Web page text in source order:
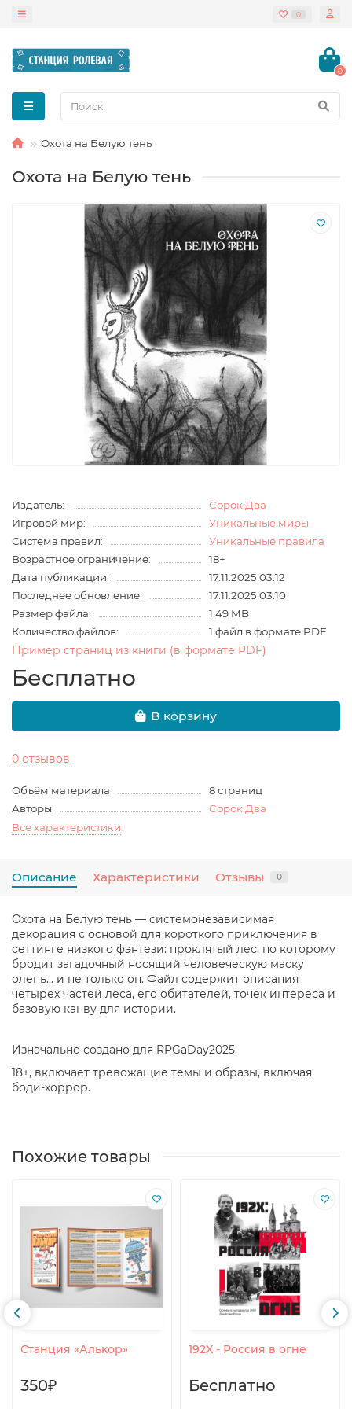
0
0
Охота на Белую тень
Охота на Белую тень
Издатель:
Сорок Два
Игровой мир:
Уникальные миры
Система правил:
Уникальные правила
Возрастное ограничение:
18+
Дата публикации:
17.11.2025 03:12
Последнее обновление:
17.11.2025 03:10
Размер файла:
1.49 MB
Количество файлов:
1 файл в формате PDF
Пример страниц из книги (в формате PDF)
Бесплатно
В корзину
0 отзывов
Объём материала
8 страниц
Авторы
Сорок Два
Все характеристики
Описание Характеристики Отзывы 0
Охота на Белую тень — системонезависимая
декорация с основой для короткого приключения в
сеттинге низкого фэнтези: проклятый лес, по которому
бродит загадочный носящий человеческую маску
олень... и не только он. Файл содержит описания
четырех частей леса, его обитателей, точек интереса и
базовую канву для истории.
Изначально создано для RPGaDay2025.
18+, включает тревожащие темы и образы, включая
боди-хоррор.
Похожие товары
Станция «Алькор»
350₽
192X - Россия в огне
Бесплатно